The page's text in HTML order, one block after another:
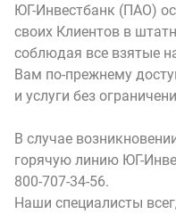
ЮГ-Инвестбанк (ПАО)
своих Клиентов в
соблюдая все взятые
Вам по-прежнему
и услуги без
В случае
горячую линию ЮГ-
800-707-34-56.
Наши специалисты